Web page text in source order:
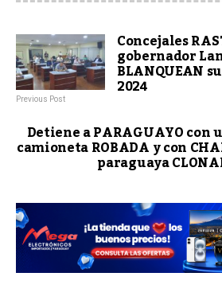
Concejales
gobernador
BLANQUEAN
2024
Previous Post
Detiene a PARAGUAYO con
camioneta ROBADA y con
paraguaya